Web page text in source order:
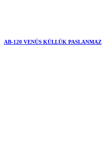
AB-120 VENÜS KÜLLÜK PASLANMAZ